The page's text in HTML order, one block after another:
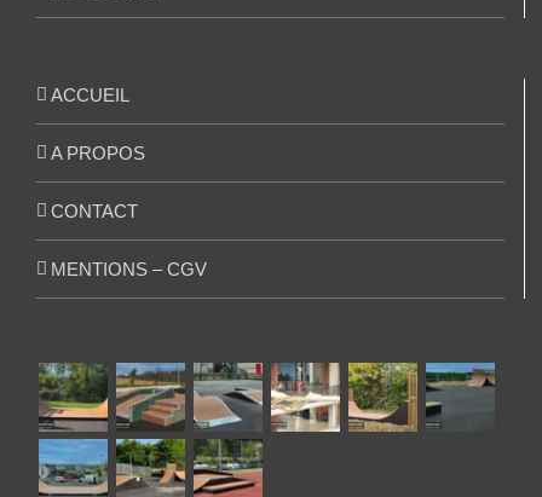
ACCUEIL
A PROPOS
CONTACT
MENTIONS – CGV